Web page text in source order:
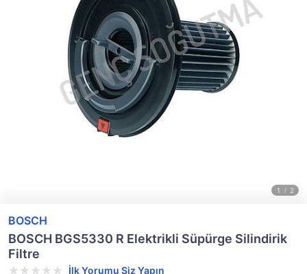
BOSCH
BOSCH BGS5330 R Elektrikli Süpürge Silindirik
Filtre
İlk Yorumu Siz Yapın